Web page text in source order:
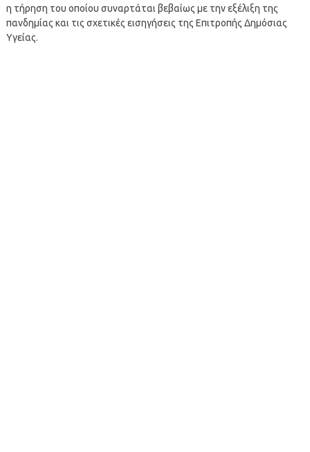
η τήρηση του οποίου συναρτάται βεβαίως με την εξέλιξη της
πανδημίας και τις σχετικές εισηγήσεις της Επιτροπής Δημόσιας
Υγείας.